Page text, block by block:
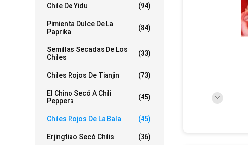
Chile De Yidu (94)
Pimienta Dulce De La
Paprika
(84)
Semillas Secadas De Los
Chiles
(33)
Chiles Rojos De Tianjin (73)
El Chino Secó A Chili
Peppers
(45)
Chiles Rojos De La Bala (45)
Erjingtiao Secó Chilis (36)